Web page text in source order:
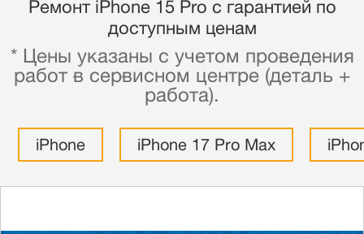
Ремонт iPhone 15 Pro с гарантией по
доступным ценам
* Цены указаны с учетом проведения
работ в сервисном центре (деталь +
работа).
iPhone iPhone 17 Pro Max